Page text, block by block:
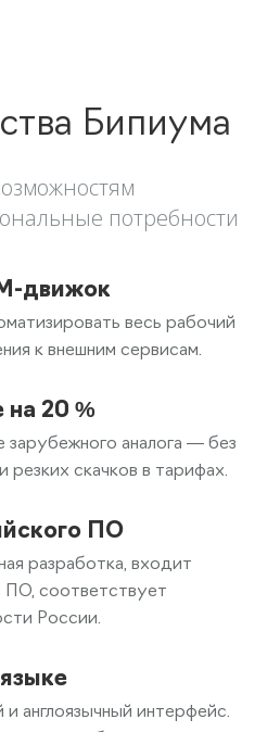
Бипиума
потребности
движок
весь рабочий
к внешним сервисам.
20 %
зарубежного аналога — без
резких скачков в тарифах.
ПО
разработка, входит
ПО, соответствует
России.
англоязычный интерфейс.